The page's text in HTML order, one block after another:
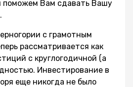
Вам сдавать Вашу
с грамотным
рассматривается как
с круглогодичной (а
Инвестирование в
еще никогда не было